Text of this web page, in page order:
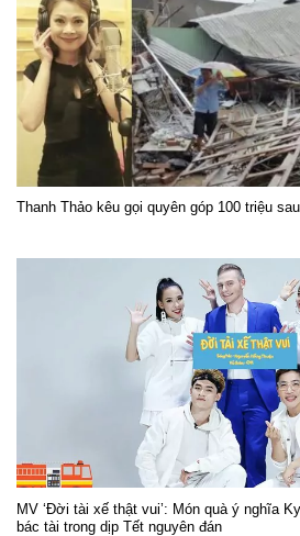
Thanh Thảo kêu gọi quyên góp 100 triệu
MV ‘Đời tài xế thật vui’: Món quà ý nghĩa
bác tài trong dịp Tết nguyên đán